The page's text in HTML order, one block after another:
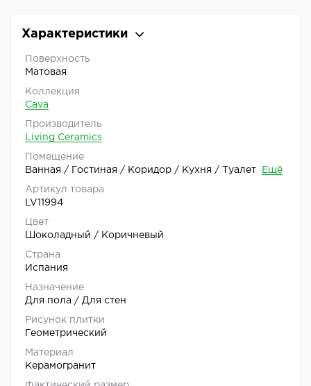
Характеристики
Поверхность
Матовая
Коллекция
Cava
Производитель
Living Ceramics
Помещение
Ванная / Гостиная / Коридор / Кухня / Туалет
Ещё
Артикул товара
LV11994
Цвет
Шоколадный / Коричневый
Страна
Испания
Назначение
Для пола / Для стен
Рисунок плитки
Геометрический
Материал
Керамогранит